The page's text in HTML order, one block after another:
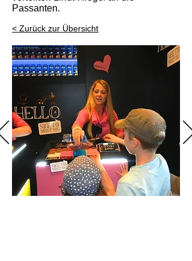
Passanten.
< Zurück zur Übersicht